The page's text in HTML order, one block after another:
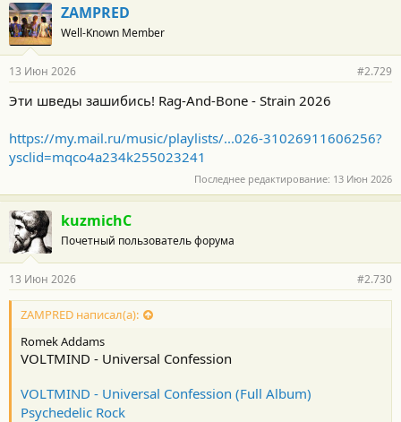
ZAMPRED
Well-Known Member
13 Июн 2026 #2.729
Эти шведы зашибись! Rag-And-Bone - Strain 2026
https://my.mail.ru/music/playlists/...026-31026911606256?
ysclid=mqco4a234k255023241
Последнее редактирование: 13 Июн 2026
kuzmichC
Почетный пользователь форума
13 Июн 2026 #2.730
ZAMPRED написал(а):
Romek Addams
VOLTMIND - Universal Confession
VOLTMIND - Universal Confession (Full Album)
Psychedelic Rock